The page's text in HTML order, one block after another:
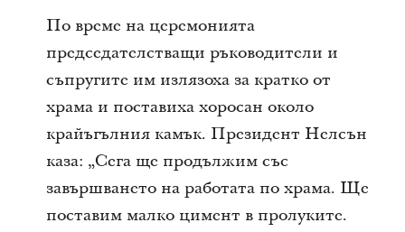
По време на церемонията
председателстващи ръководители и
съпругите им излязоха за кратко от
храма и поставиха хоросан около
крайъгълния камък. Президент Нелсън
каза: „Сега ще продължим със
завършването на работата по храма. Ще
поставим малко цимент в пролуките.